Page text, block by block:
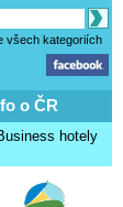
všech kategoriích
o ČR
hotely